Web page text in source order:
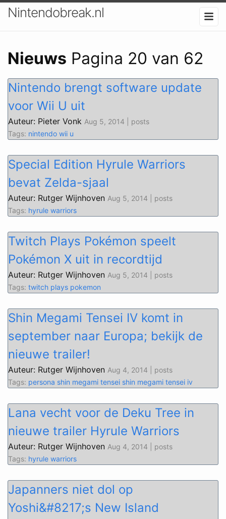
Nintendobreak.nl
Nieuws Pagina 20 van 62
Nintendo brengt software update
voor Wii U uit
Auteur: Pieter Vonk Aug 5, 2014 | posts
Tags: nintendo wii u
Special Edition Hyrule Warriors
bevat Zelda-sjaal
Auteur: Rutger Wijnhoven Aug 5, 2014 | posts
Tags: hyrule warriors
Twitch Plays Pokémon speelt
Pokémon X uit in recordtijd
Auteur: Rutger Wijnhoven Aug 5, 2014 | posts
Tags: twitch plays pokemon
Shin Megami Tensei IV komt in
september naar Europa; bekijk de
nieuwe trailer!
Auteur: Rutger Wijnhoven Aug 4, 2014 | posts
Tags: persona shin megami tensei shin megami tensei iv
Lana vecht voor de Deku Tree in
nieuwe trailer Hyrule Warriors
Auteur: Rutger Wijnhoven Aug 4, 2014 | posts
Tags: hyrule warriors
Japanners niet dol op
Yoshi&#8217;s New Island